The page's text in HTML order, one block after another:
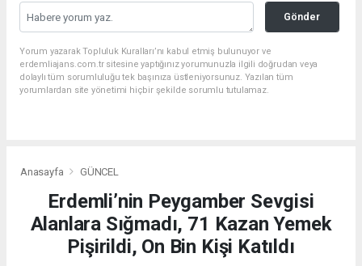
Gönder
Yorum yazarak Topluluk Kuralları’nı kabul etmiş bulunuyor ve
erdemliajans.com.tr sitesine yaptığınız yorumunuzla ilgili doğrudan veya
dolaylı tüm sorumluluğu tek başınıza üstleniyorsunuz. Yazılan tüm
yorumlardan site yönetimi hiçbir şekilde sorumlu tutulamaz.
Anasayfa GÜNCEL
Erdemli’nin Peygamber Sevgisi
Alanlara Sığmadı, 71 Kazan Yemek
Pişirildi, On Bin Kişi Katıldı